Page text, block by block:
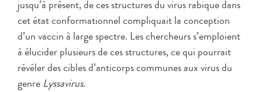
jusqu’à présent, de ces structures du virus rabique dans
cet état conformationnel compliquait la conception
d’un vaccin à large spectre. Les chercheurs s’emploient
à élucider plusieurs de ces structures, ce qui pourrait
révéler des cibles d’anticorps communes aux virus du
genre Lyssavirus.